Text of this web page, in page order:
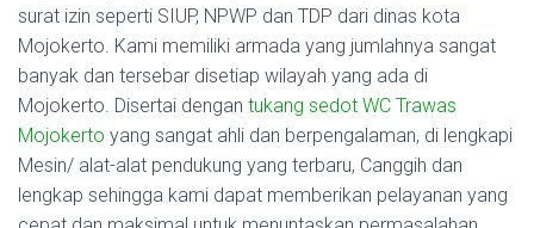
surat izin seperti SIUP, NPWP dan TDP dari dinas kota
Mojokerto. Kami memiliki armada yang jumlahnya sangat
banyak dan tersebar disetiap wilayah yang ada di
Mojokerto. Disertai dengan tukang sedot WC Trawas
Mojokerto yang sangat ahli dan berpengalaman, di lengkapi
Mesin/ alat-alat pendukung yang terbaru, Canggih dan
lengkap sehingga kami dapat memberikan pelayanan yang